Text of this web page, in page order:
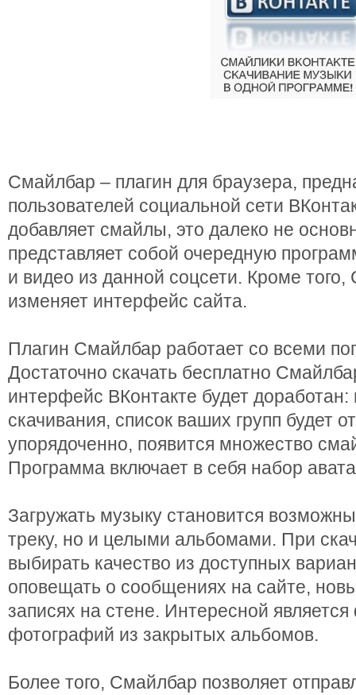
Смайлбар – плагин для браузера,
пользователей социальной сети
добавляет смайлы, это далеко не
представляет собой очередную
и видео из данной соцсети. Кроме
изменяет интерфейс сайта.
Плагин Смайлбар работает со всеми
Достаточно скачать бесплатно
интерфейс ВКонтакте будет доработан:
скачивания, список ваших групп будет
упорядоченно, появится множество
Программа включает в себя набор
Загружать музыку становится
треку, но и целыми альбомами. При
выбирать качество из доступных
оповещать о сообщениях на сайте,
записях на стене. Интересной
фотографий из закрытых альбомов.
Более того, Смайлбар позволяет